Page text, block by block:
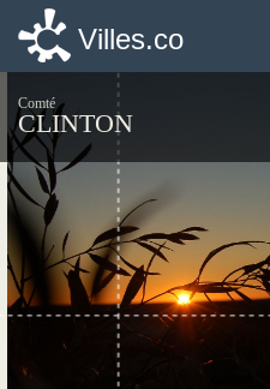
Villes.co
Comté
CLINTON
Villes.co